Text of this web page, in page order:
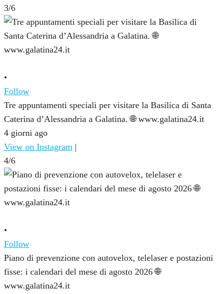
3/6
•
Follow
Tre appuntamenti speciali per visitare la Basilica di Santa
Caterina d’Alessandria a Galatina. 🌐 www.galatina24.it
4 giorni ago
View on Instagram |
4/6
•
Follow
Piano di prevenzione con autovelox, telelaser e postazioni
fisse: i calendari del mese di agosto 2026 🌐
www.galatina24.it